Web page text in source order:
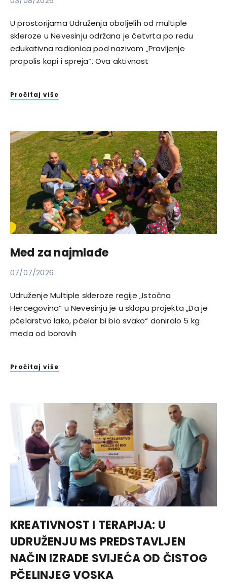
U prostorijama Udruženja oboljelih od multiple
skleroze u Nevesinju održana je četvrta po redu
edukativna radionica pod nazivom „Pravljenje
propolis kapi i spreja“. Ova aktivnost
Pročitaj više
Med za najmlađe
07/07/2026
Udruženje Multiple skleroze regije „Istočna
Hercegovina“ u Nevesinju je u sklopu projekta „Da je
pčelarstvo lako, pčelar bi bio svako“ doniralo 5 kg
meda od borovih
Pročitaj više
KREATIVNOST I TERAPIJA: U
UDRUŽENJU MS PREDSTAVLJEN
NAČIN IZRADE SVIJEĆA OD ČISTOG
PČELINJEG VOSKA